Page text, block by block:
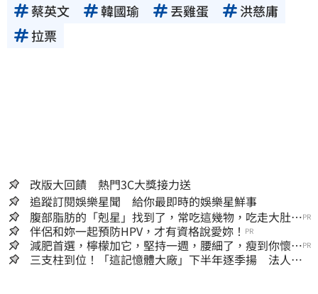
蔡英文 韓國瑜 丟雞蛋
洪慈庸
拉票
改版大回饋 熱門3C大獎接力送
追蹤訂閱娛樂星聞 給你最即時的娛樂星鮮事
腹部脂肪的「剋星」找到了，常吃這幾物，吃走大肚
囊，瘦出小蠻腰
PR
伴侶和妳一起預防HPV，才有資格說愛妳！ PR
減肥首選，檸檬加它，堅持一週，腰細了，瘦到你懷疑
人生
PR
三支柱到位！「這記憶體大廠」下半年逐季揚 法人喊